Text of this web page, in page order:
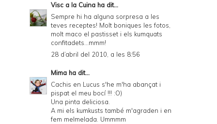
Visc a la Cuina ha dit...
Sempre hi ha alguna sorpresa a les
teves receptes! Molt boniques les fotos,
molt maco el pastisset i els kumquats
confitadets...mmm!
28 d’abril del 2010, a les 8:56
Mima ha dit...
Cachis en Lucus s'he m'ha abançat i
pispat el meu bocí !!! :O)
Una pinta deliciosa.
A mi els kumkusts també m'agraden i en
fem melmelada. Ummmm